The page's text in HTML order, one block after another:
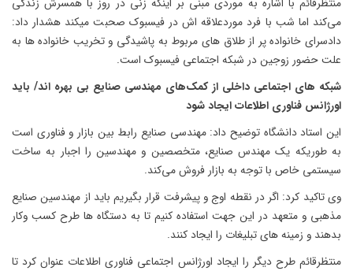
منتظرقائم با اشاره به موردی مبنی بر اینکه زنی در روز با همسرش زندگی
می‌کند اما شب با فرد موردعلاقه اش در فیسبوک صحبت میکند هشدار داد:
دادسرای خانواده پر از طلاق های مربوط به پاشیدگی و تخریب خانواده ها به
علت حضور زوجین در شبکه اجتماعی فیسبوک است.
شبکه های اجتماعی داخلی از کمک‌های مهندسی صنایع بی بهره اند/ باید
اورژانس فناوری اطلاعات ایجاد شود
این استاد دانشگاه توضیح داد: مهندسی صنایع رابط بین بازار و فناوری است
به طوریکه یک مهندس صنایع، متخصصین و مهندسین را اجبار به ساخت
سیستمی خاص با توجه به بازار فروش می‌کند.
وی تاکید کرد: اگر در نقطه اوج و پیشرفت قرار بگیریم باید از مهندسین صنایع
مذهبی و متعهد در این جهت استفاده کنیم تا به دستگاه ها طرح کسب وکار
بدهند و زمینه های تبلیغات را ایجاد کنند.
منتظرقائم طرح دیگر را ایجاد اورژانس اجتماعی فناوری اطلاعات عنوان کرد تا